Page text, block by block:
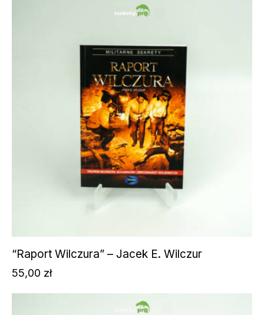
“Raport Wilczura” – Jacek E. Wilczur
55,00 zł